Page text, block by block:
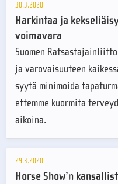
30.3.2020
Harkintaa ja
voimavara
Suomen
ja varovaisuuteen
syytä minimoida
ettemme kuormita
aikoina.
29.3.2020
Horse Show’n